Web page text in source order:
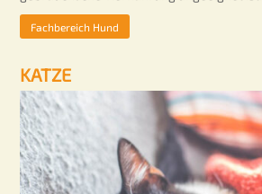
Fachbereich Hund
KATZE